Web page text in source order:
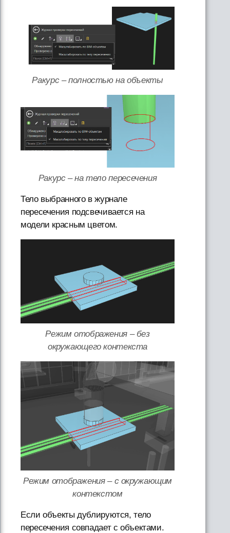
Ракурс – полностью на объекты
Ракурс – на тело пересечения
Тело выбранного в журнале
пересечения подсвечивается на
модели красным цветом.
Режим отображения – без
окружающего контекста
Режим отображения – с окружающим
контекстом
Если объекты дублируются, тело
пересечения совпадает с объектами.